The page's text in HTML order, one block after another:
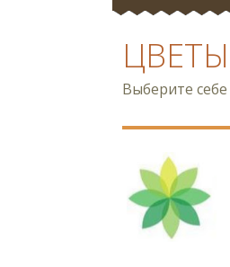
Выберите